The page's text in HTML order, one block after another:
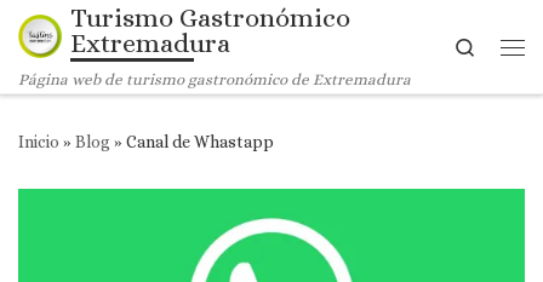
Saltar al contenido
Turismo Gastronómico
Extremadura
Página web de turismo gastronómico de Extremadura
Search
Inicio » Blog » Canal de Whastapp